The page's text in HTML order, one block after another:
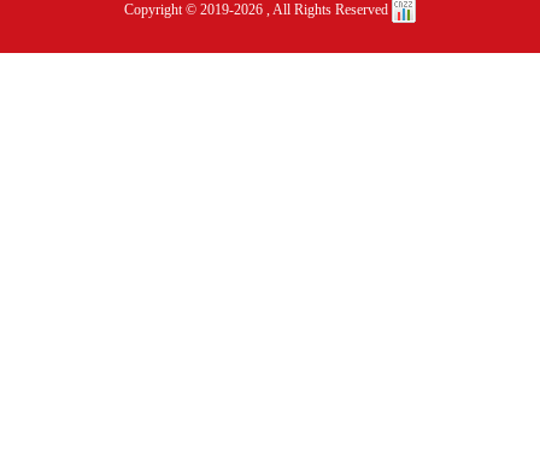
Copyright © 2019-2026 , All Rights Reserved